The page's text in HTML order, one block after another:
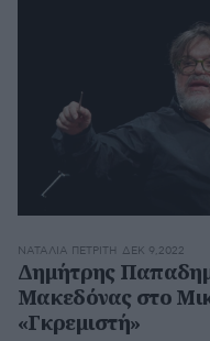
ΝΑΤΑΛΊΑ ΠΕΤΡΊΤΗ ΔΕΚ 9,2022
Δημήτρης
Μακεδόνας στο
«Γκρεμιστή»